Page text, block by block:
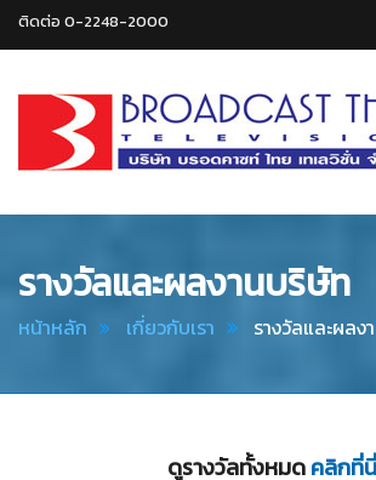
ติดต่อ 0-2248-2000
Thai
รางวัลและผลงานบริษัท
หน้าหลัก เกี่ยวกับเรา รางวัลและผลง
ดูรางวัลทั้งหมดคลิกที่นี่